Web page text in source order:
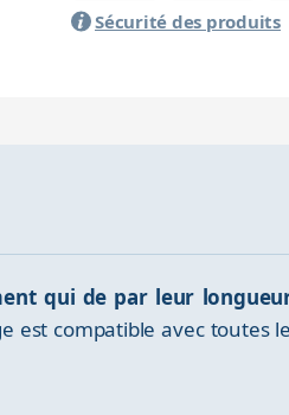
Sécurité des produits
qui de par leur
est compatible avec toutes